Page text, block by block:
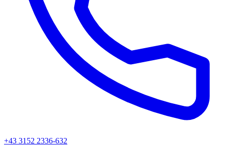
+43 3152 2336-632